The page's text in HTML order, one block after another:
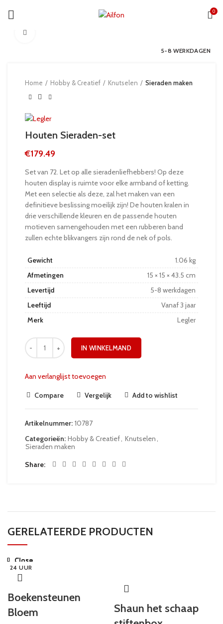
0
5-8 WERKDAGEN
Home Hobby & Creatief Knutselen Sieraden maken
Houten Sieraden-set
€179.49
Set van 72. Let op alle sieradenliefhebbers! Op deze
houten display is ruimte voor elke armband of ketting.
Met een selectie als deze, zal het maken van een
definitieve beslissing moeilijk zijn! De houten kralen in
drie verschillende kleuren en de passende houten
motieven samengehouden met een rubberen band
zullen echte blikvangers zijn rond de nek of pols.
Gewicht
1.06 kg
Afmetingen
15 × 15 × 43.5 cm
Levertijd
5-8 werkdagen
Leeftijd
Vanaf 3 jaar
Merk
Legler
IN WINKELMAND
Aan verlanglijst toevoegen
Compare Vergelijk Add to wishlist
Artikelnummer: 10787
Categorieën: Hobby & Creatief Knutselen
Sieraden maken
Share
GERELATEERDE PRODUCTEN
24 UUR
Close
Boekensteunen
Bloem
24 UUR
Close
Shaun het schaap
24 UUR
Close
24 UUR
Close
24 UUR
Close
24 UUR
Close
24 UUR
Close
24 UUR
Close